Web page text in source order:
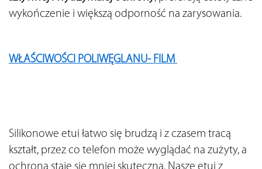
wykończenie i większą odporność na zarysowania.
WŁAŚCIWOŚCI POLIWĘGLANU- FILM
Silikonowe etui łatwo się brudzą i z czasem tracą
kształt, przez co telefon może wyglądać na zużyty, a
ochrona staje się mniej skuteczna. Nasze etui z